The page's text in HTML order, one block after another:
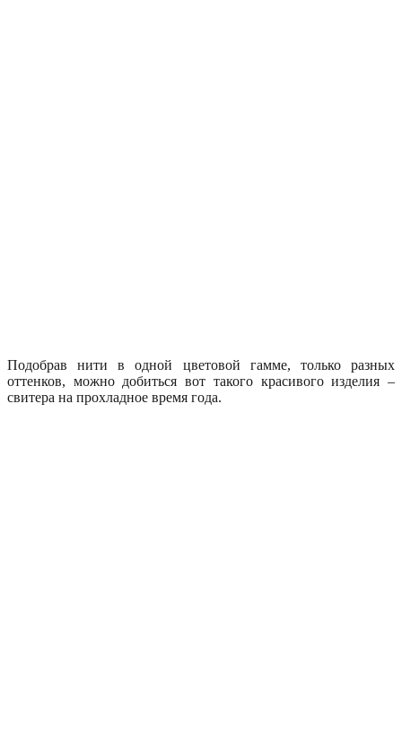
Подобрав нити в одной цветовой гамме, только разных
оттенков, можно добиться вот такого красивого изделия –
свитера на прохладное время года.